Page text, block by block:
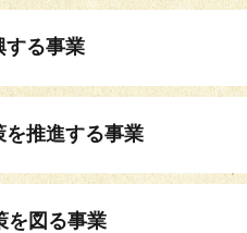
する事業
を推進する事業
を図る事業